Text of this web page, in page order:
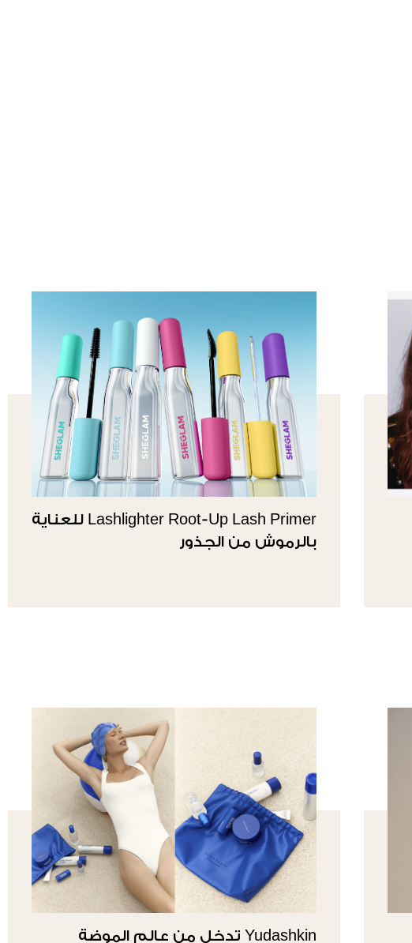
Lashlighter Root-Up Lash Primer للعناية
بالرموش من الجذور
Yudashkin تدخل من عالم الموضة